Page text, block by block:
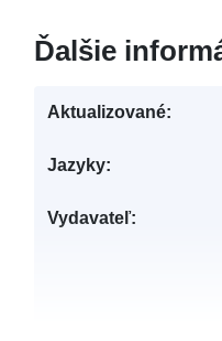
Ďalšie
Aktualizované:
Jazyky:
Vydavateľ: